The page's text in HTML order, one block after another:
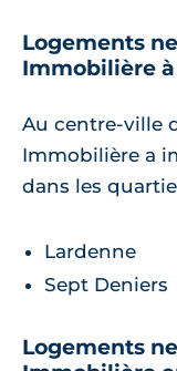
Logements
Immobilière
Au centre-ville
Immobilière a
dans les
Lardenne
Sept Deniers
Logements